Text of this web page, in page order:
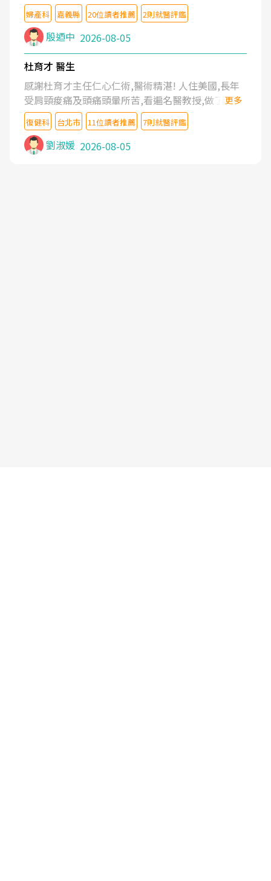
婦產科 嘉義縣 20位讀者推薦 2則就醫評鑑
殷迺中 2026-08-05
杜育才 醫生
感謝杜育才主任仁心仁術,醫術精湛! 人住美國,長年
受肩頸痠痛及頭痛頭暈所苦,看遍名醫教授,做了各種
檢查,也嘗試過西醫打針,中醫針灸及物理徒手治療都
沒有用,後來連吃到嗎啡類止痛藥都效果有限,只是壓
症狀,沒多久就痛起來,多年失眠嚴重影響生活品質.
台灣親友介紹忠孝醫院杜育才主任是頸頭症候群專
更多
復健科 台北市 11位讀者推薦 7則就醫評鑑
劉淑媛 2026-08-05